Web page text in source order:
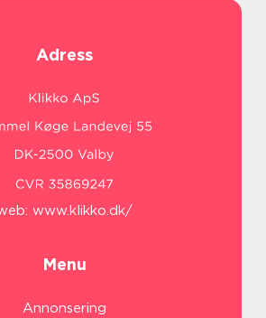
Adress
www.klikko.dk/
Menu
Annonsering